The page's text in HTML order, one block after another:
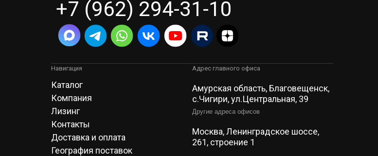
+7 (962) 294-31-10
Навигация
Каталог
Компания
Лизинг
Контакты
Доставка и оплата
География поставок
Адрес главного офиса
Амурская область, Благовещенск,
c.Чигири, ул.Центральная, 39
Другие адреса офисов
Москва, Ленинградское шоссе,
261, строение 1